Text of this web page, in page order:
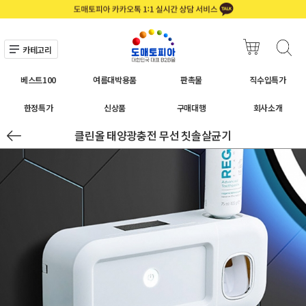
카테고리
베스트100 여름대박용품 판촉물 직수입특가
한정특가 신상품 구매대행 회사소개
클린올 태양광충전 무선 칫솔살균기